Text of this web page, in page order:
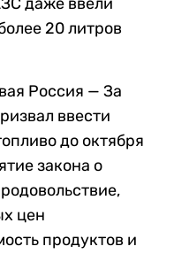
20 литров
Россия — За
ввести
до октября
закона о
цен
продуктов и